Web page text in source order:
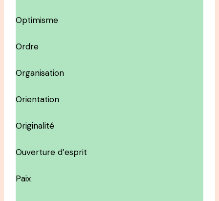
Optimisme
Ordre
Organisation
Orientation
Originalité
Ouverture d’esprit
Paix